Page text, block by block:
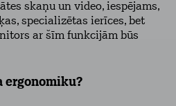
skaņu un video, iespējams,
specializētas ierīces, bet
ar šīm funkcijām būs
ergonomiku?